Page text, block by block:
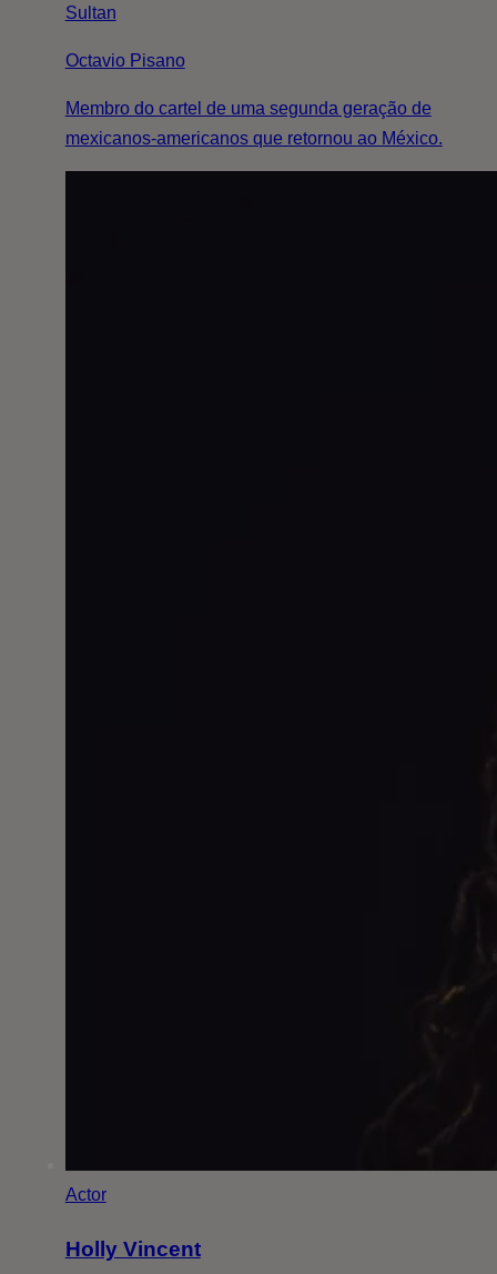
Sultan
Octavio Pisano
Membro do cartel de uma segunda geração de
mexicanos-americanos que retornou ao México.
Actor
Holly Vincent